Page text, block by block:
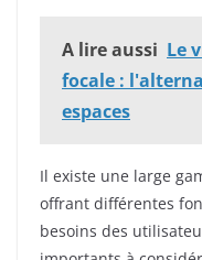
A lire aussi Le
focale :
espaces
Il existe une large
offrant différentes
besoins des